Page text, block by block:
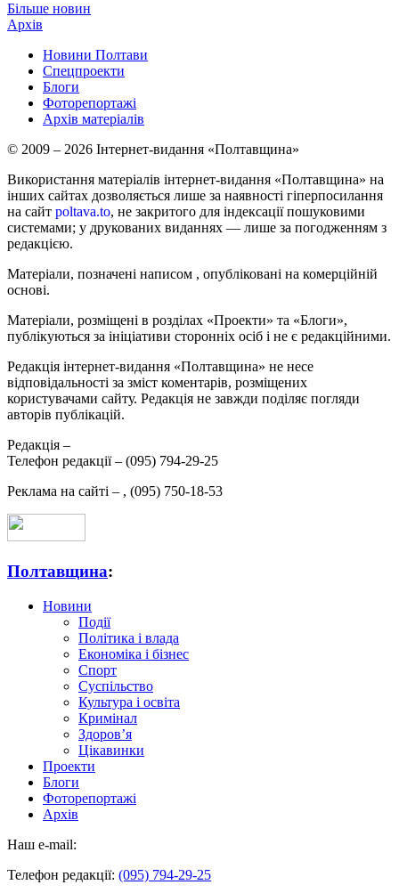
Більше новин
Архів
Новини Полтави
Спецпроекти
Блоги
Фоторепортажі
Архів матеріалів
© 2009 – 2026 Інтернет-видання «Полтавщина»
Використання матеріалів інтернет-видання «Полтавщина» на
інших сайтах дозволяється лише за наявності гіперпосилання
на сайт poltava.to, не закритого для індексації пошуковими
системами; у друкованих виданнях — лише за погодженням з
редакцією.
Матеріали, позначені написом , опубліковані на комерційній
основі.
Матеріали, розміщені в розділах «Проекти» та «Блоги»,
публікуються за ініціативи сторонніх осіб і не є редакційними.
Редакція інтернет-видання «Полтавщина» не несе
відповідальності за зміст коментарів, розміщених
користувачами сайту. Редакція не завжди поділяє погляди
авторів публікацій.
Редакція –
Телефон редакції – (095) 794-29-25
Реклама на сайті – , (095) 750-18-53
Полтавщина:
Новини
Події
Політика і влада
Економіка і бізнес
Спорт
Суспільство
Культура і освіта
Кримінал
Здоров’я
Цікавинки
Проекти
Блоги
Фоторепортажі
Архів
Наш e-mail:
Телефон редакції: (095) 794-29-25